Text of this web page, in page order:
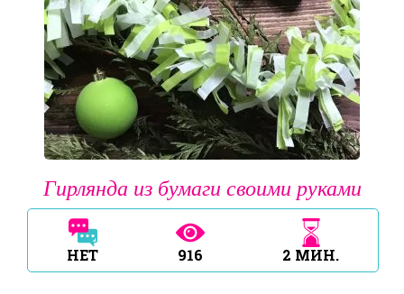
Гирлянда из бумаги своими руками
НЕТ 916 2 МИН.